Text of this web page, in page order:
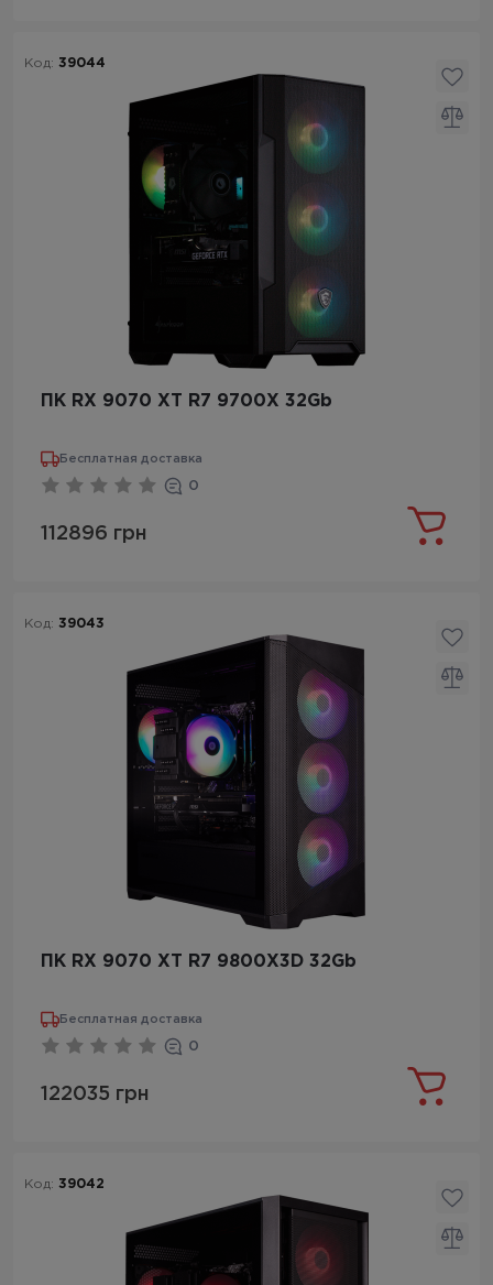
Код: 39044
ПК RX 9070 XT R7 9700X 32Gb
Бесплатная доставка
0
112896 грн
Код: 39043
ПК RX 9070 XT R7 9800X3D 32Gb
Бесплатная доставка
0
122035 грн
Код: 39042